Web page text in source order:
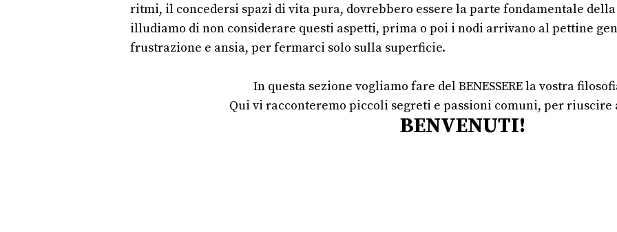
ritmi, il concedersi spazi di vita pura, dovrebbero essere la parte fondamentale
illudiamo di non considerare questi aspetti, prima o poi i nodi arrivano al pettine
frustrazione e ansia, per fermarci solo sulla superficie.
In questa sezione vogliamo fare del BENESSERE la vostra
Qui vi racconteremo piccoli segreti e passioni comuni, per riuscire
BENVENUTI!